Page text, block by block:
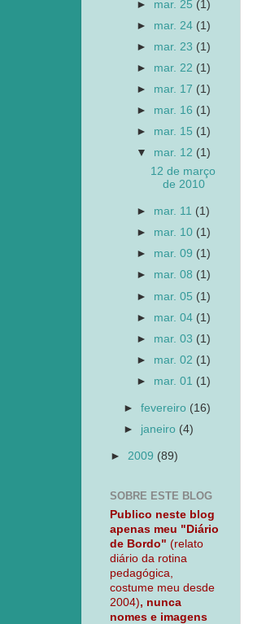
► mar. 25 (1)
► mar. 24 (1)
► mar. 23 (1)
► mar. 22 (1)
► mar. 17 (1)
► mar. 16 (1)
► mar. 15 (1)
▼ mar. 12 (1)
12 de março
de 2010
► mar. 11 (1)
► mar. 10 (1)
► mar. 09 (1)
► mar. 08 (1)
► mar. 05 (1)
► mar. 04 (1)
► mar. 03 (1)
► mar. 02 (1)
► mar. 01 (1)
►fevereiro (16)
► janeiro (4)
► 2009 (89)
SOBRE ESTE BLOG
Publico neste blog
apenas meu "Diário
de Bordo" (relato
diário da rotina
pedagógica,
costume meu desde
2004), nunca
nomes e imagens